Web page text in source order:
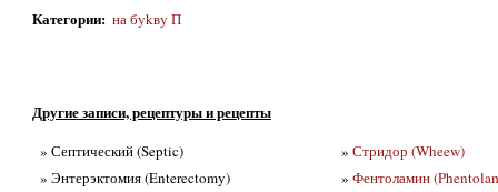
Категории: на бykвy П
Другие записи, рецептуры и рецепты
» Септический (Septic)
» Энтерэктомия (Enterectomy)
» Стридор (Wheew)
» Фентоламин